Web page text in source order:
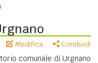
Modifica Condividi
comunale di Urgnano